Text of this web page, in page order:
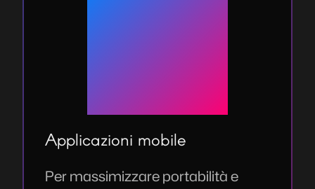
Applicazioni mobile
Per massimizzare portabilità e